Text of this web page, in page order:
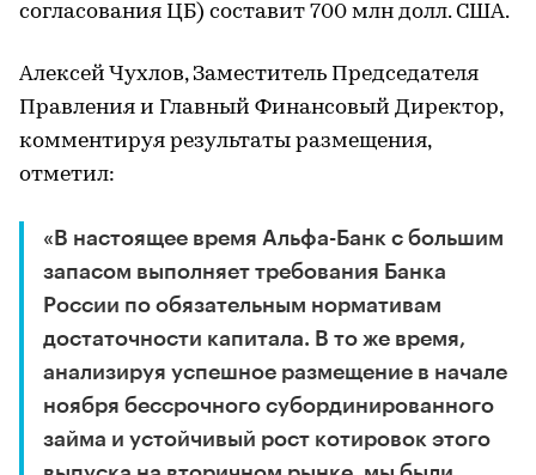
согласования ЦБ) составит 700 млн долл. США.
Алексей Чухлов, Заместитель Председателя
Правления и Главный Финансовый Директор,
комментируя результаты размещения,
отметил:
«В настоящее время Альфа-Банк с большим
запасом выполняет требования Банка
России по обязательным нормативам
достаточности капитала. В то же время,
анализируя успешное размещение в начале
ноября бессрочного субординированного
займа и устойчивый рост котировок этого